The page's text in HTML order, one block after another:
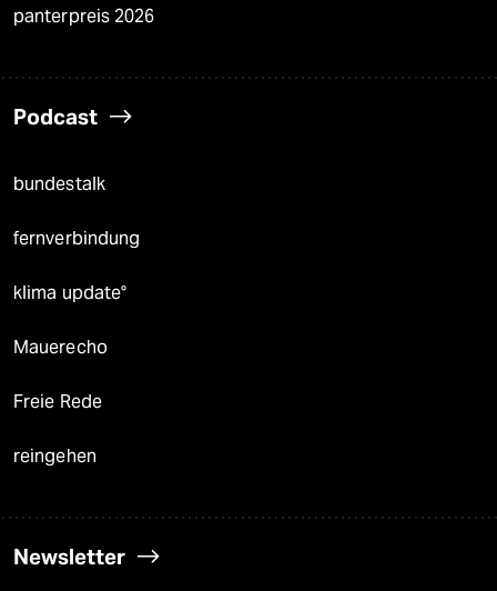
panterpreis 2026
Podcast
bundestalk
fernverbindung
klima update°
Mauerecho
Freie Rede
reingehen
Newsletter